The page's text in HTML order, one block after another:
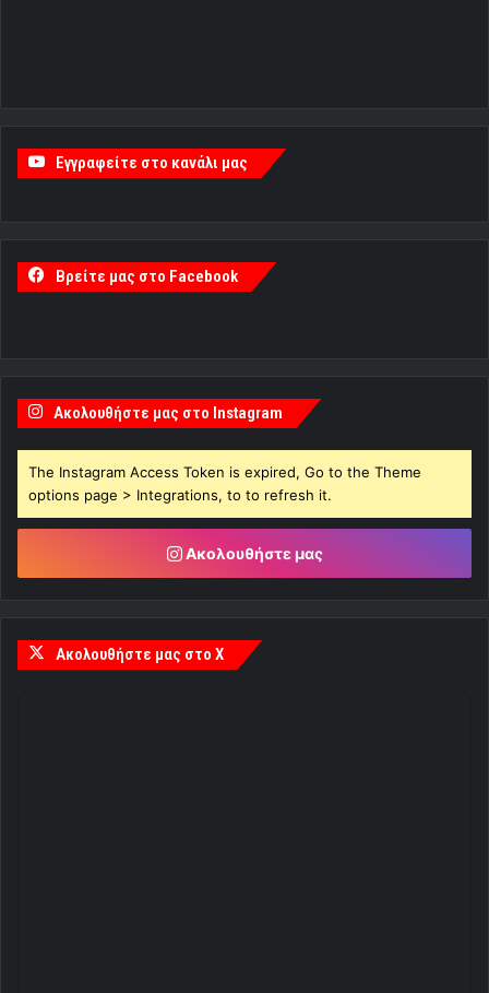
Εγγραφείτε στο κανάλι μας
Βρείτε μας στο Facebook
Ακολουθήστε μας στο Instagram
The Instagram Access Token is expired, Go to the Theme
options page > Integrations, to to refresh it.
Ακολουθήστε μας
Ακολουθήστε μας στο X